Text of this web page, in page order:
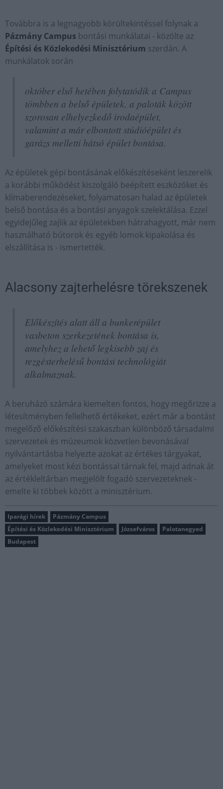
Továbbra is a legnagyobb körültekintéssel folynak a
Pázmány Campus bontási munkálatai - közölte az
Építési és Közlekedési Minisztérium szerdán. A
munkálatok során
október első hetében folytatódik a Campus
tömbben a belső épületek, a paloták között
szorosan elhelyezkedő irodaépület,
valamint a már elbontott stúdióépület és
garázs melletti hátsó épület bontása.
Az épületek gépi bontásának előkészítéseként leszerelik
a korábbi működést kiszolgáló beépített eszközöket és
klímaberendezéseket, folyamatosan halad az épületek
belső bontása és a bontási anyagok szelektálása. Ezzel
egyidejűleg zajlik az épületekben hátrahagyott, már nem
használható bútorok és egyéb lomok kipakolása és
elszállítása is - ismertették.
Alacsony zajterhelésre törekszenek
Előkészítés alatt áll a bunkerépület
vasbeton szerkezetének bontása is,
amelyhez a lehető legkisebb zaj és
rezgésterhelésű bontási technológiát
alkalmaznak.
A beruházó számára kiemelten fontos, hogy megőrizze a
létesítményben fellelhető értékeket, ezért már a bontást
megelőző előkészítési szakaszban különböző társadalmi
szervezetek és múzeumok közvetlen bevonásával
nyilvántartásba helyezte azokat az értékes tárgyakat,
amelyeket most kézi bontással tárnak fel, majd adnak át
az értékleltárban megjelölt fogadó szervezeteknek -
emelte ki többek között a minisztérium.
Iparági hírek
Pázmány Campus
Építési és Közlekedési Minisztérium
Józsefváros
Palotanegyed
Budapest